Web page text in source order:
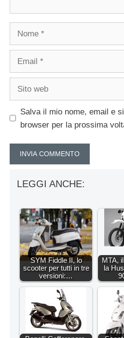
Salva il mio nome, email e
browser per la prossima
LEGGI ANCHE:
SYM Fiddle II, lo
scooter per tutti in tre
versioni:…
MTA,
la